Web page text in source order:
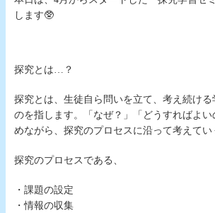
します🥸
探究とは…？
探究とは、生徒自ら問いを立て、考え続ける
のを指します。「なぜ？」「どうすればよ
めながら、探究のプロセスに沿って考えてい
探究のプロセスである、
・課題の設定
・情報の収集